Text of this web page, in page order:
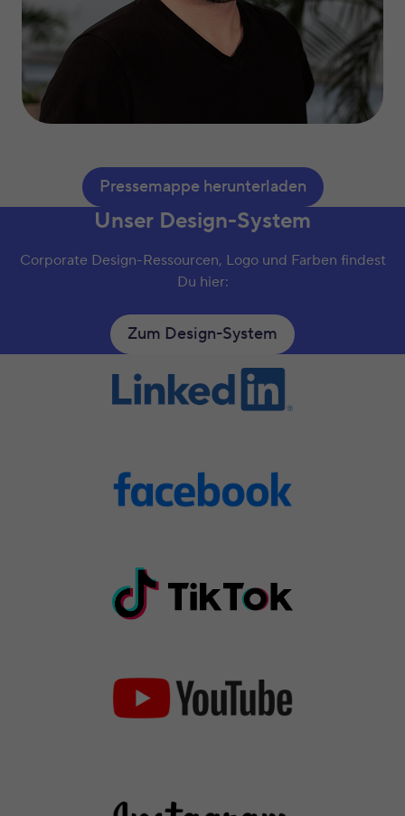
Pressemappe herunterladen
Unser Design-System
Corporate Design-Ressourcen, Logo und Farben findest
Du hier:
Zum Design-System